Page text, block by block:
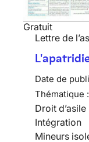
Gratuit
Lettre de
Date de
Thématique :
Droit d’asile
Intégration
Mineurs